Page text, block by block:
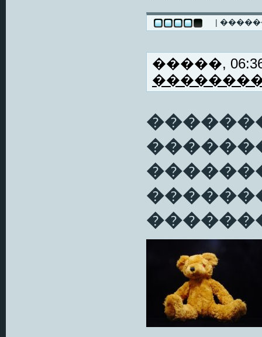
|
�����,